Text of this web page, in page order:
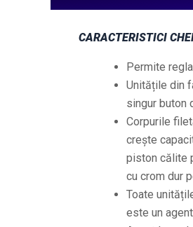
CARACTERISTICI
Permite
Unitățile din
singur buton
Corpurile
crește
piston călite
cu crom dur
Toate
este un